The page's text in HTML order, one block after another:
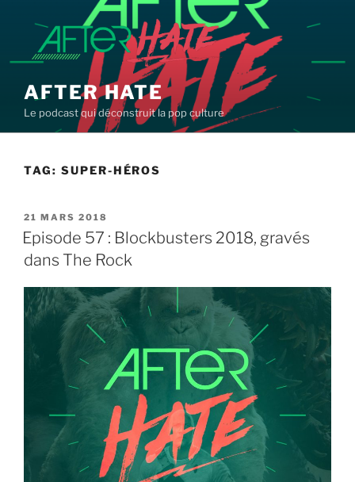
contenu
principal
AFTER HATE
Le podcast qui déconstruit la pop culture
TAG: SUPER-HÉROS
PUBLIÉ
LE
21 MARS 2018
Episode 57 : Blockbusters 2018, gravés
dans The Rock